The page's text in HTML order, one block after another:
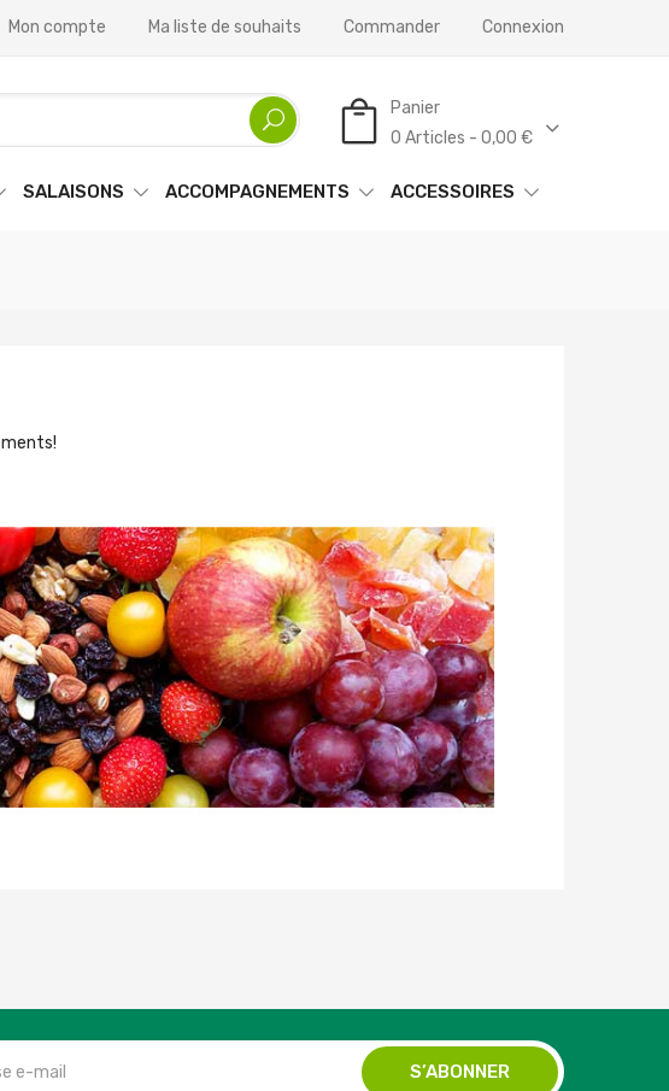
Mon compte Ma liste de souhaits Commander Connexion
Panier
0 Articles - 0,00 €
SALAISONS ACCOMPAGNEMENTS ACCESSOIRES